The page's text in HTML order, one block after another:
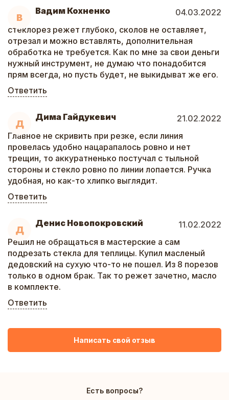
В
Вадим Кохненко
04.03.2022
стеклорез режет глубоко, сколов не оставляет,
отрезал и можно вставлять, дополнительная
обработка не требуется. Как по мне за свои деньги
нужный инструмент, не думаю что понадобится
прям всегда, но пусть будет, не выкидыват же его.
Ответить
Д
Дима Гайдукевич
21.02.2022
Главное не скривить при резке, если линия
провелась удобно нацарапалось ровно и нет
трещин, то аккуратненько постучал с тыльной
стороны и стекло ровно по линии лопается. Ручка
удобная, но как-то хлипко выглядит.
Ответить
Д
Денис Новопокровский
11.02.2022
Решил не обращаться в мастерские а сам
подрезать стекла для теплицы. Купил масленый
дедовский на сухую что-то не пошел. Из 8 порезов
только в одном брак. Так то режет зачетно, масло
в комплекте.
Ответить
Написать свой отзыв
Есть вопросы?